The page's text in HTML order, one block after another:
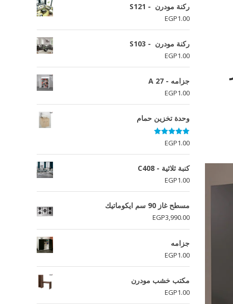
ركنة مودرن - S121
EGP1.00
ركنة مودرن - S103
EGP1.00
جزامه - A 27
EGP1.00
وحدة تخزين حمام
تم التقييم
5.00
من 5
EGP1.00
كنبة ثلاثية - C408
EGP1.00
مسطح غاز 90 سم ايكوماتيك
EGP3,990.00
جزامه
EGP1.00
مكتب خشب مودرن
EGP1.00